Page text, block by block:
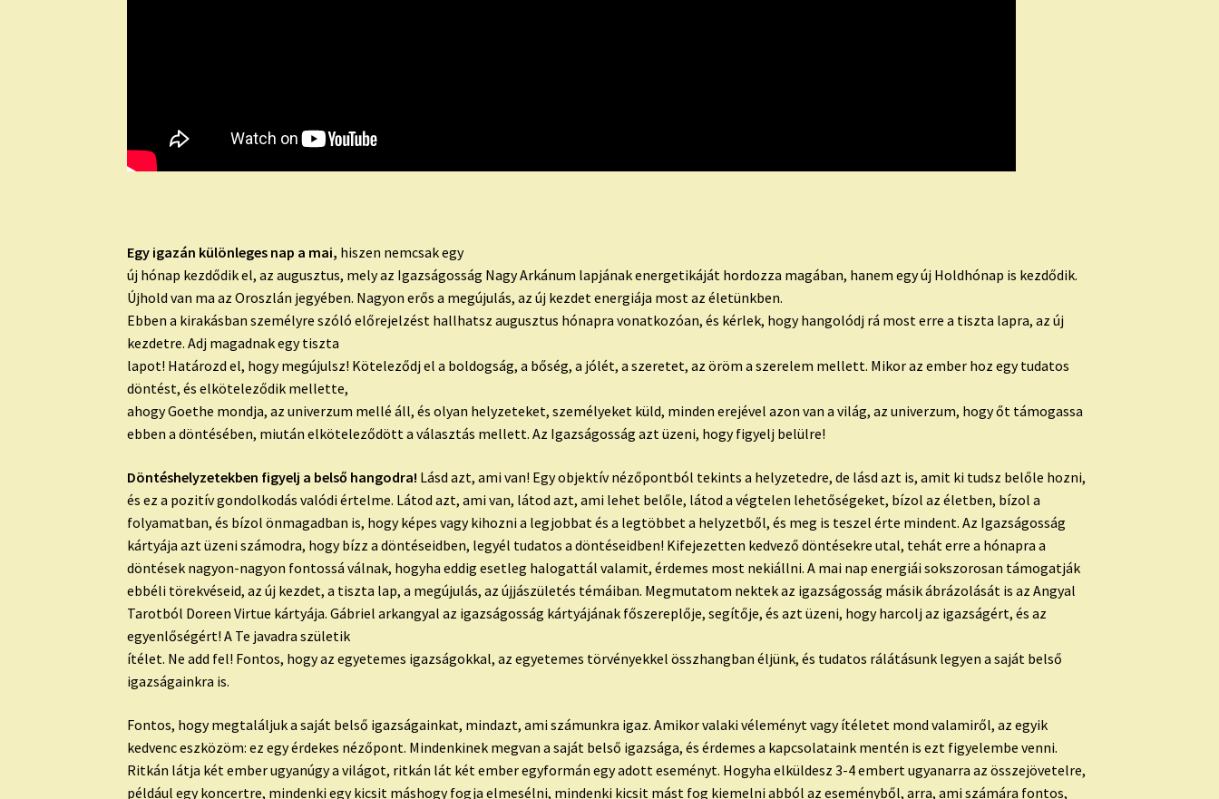
Egy igazán különleges nap a mai, hiszen nemcsak egy
új hónap kezdődik el, az augusztus, mely az Igazságosság Nagy Arkánum lapjának energetikáját hordozza magában, hanem egy új Holdhónap is kezdődik.
Újhold van ma az Oroszlán jegyében. Nagyon erős a megújulás, az új kezdet energiája most az életünkben.
Ebben a kirakásban személyre szóló előrejelzést hallhatsz augusztus hónapra vonatkozóan, és kérlek, hogy hangolódj rá most erre a tiszta lapra, az új
kezdetre. Adj magadnak egy tiszta
lapot! Határozd el, hogy megújulsz! Köteleződj el a boldogság, a bőség, a jólét, a szeretet, az öröm a szerelem mellett. Mikor az ember hoz egy tudatos
döntést, és elköteleződik mellette,
ahogy Goethe mondja, az univerzum mellé áll, és olyan helyzeteket, személyeket küld, minden erejével azon van a világ, az univerzum, hogy őt támogassa
ebben a döntésében, miután elköteleződött a választás mellett. Az Igazságosság azt üzeni, hogy figyelj belülre!
Döntéshelyzetekben figyelj a belső hangodra! Lásd azt, ami van! Egy objektív nézőpontból tekints a helyzetedre, de lásd azt is, amit ki tudsz belőle hozni,
és ez a pozitív gondolkodás valódi értelme. Látod azt, ami van, látod azt, ami lehet belőle, látod a végtelen lehetőségeket, bízol az életben, bízol a
folyamatban, és bízol önmagadban is, hogy képes vagy kihozni a legjobbat és a legtöbbet a helyzetből, és meg is teszel érte mindent. Az Igazságosság
kártyája azt üzeni számodra, hogy bízz a döntéseidben, legyél tudatos a döntéseidben! Kifejezetten kedvező döntésekre utal, tehát erre a hónapra a
döntések nagyon-nagyon fontossá válnak, hogyha eddig esetleg halogattál valamit, érdemes most nekiállni. A mai nap energiái sokszorosan támogatják
ebbéli törekvéseid, az új kezdet, a tiszta lap, a megújulás, az újjászületés témáiban. Megmutatom nektek az igazságosság másik ábrázolását is az Angyal
Tarotból Doreen Virtue kártyája. Gábriel arkangyal az igazságosság kártyájának főszereplője, segítője, és azt üzeni, hogy harcolj az igazságért, és az
egyenlőségért! A Te javadra születik
ítélet. Ne add fel! Fontos, hogy az egyetemes igazságokkal, az egyetemes törvényekkel összhangban éljünk, és tudatos rálátásunk legyen a saját belső
igazságainkra is.
Fontos, hogy megtaláljuk a saját belső igazságainkat, mindazt, ami számunkra igaz. Amikor valaki véleményt vagy ítéletet mond valamiről, az egyik
kedvenc eszközöm: ez egy érdekes nézőpont. Mindenkinek megvan a saját belső igazsága, és érdemes a kapcsolataink mentén is ezt figyelembe venni.
Ritkán látja két ember ugyanúgy a világot, ritkán lát két ember egyformán egy adott eseményt. Hogyha elküldesz 3-4 embert ugyanarra az összejövetelre,
például egy koncertre, mindenki egy kicsit máshogy fogja elmesélni, mindenki kicsit mást fog kiemelni abból az eseményből, arra, ami számára fontos,